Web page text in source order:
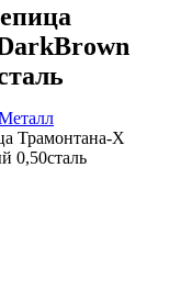
Трамонтана-X
0,50сталь